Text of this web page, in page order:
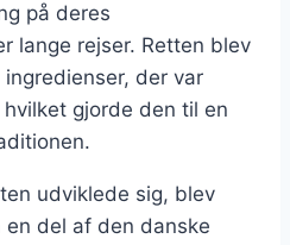
på deres
lange rejser. Retten blev
der var
gjorde den til en
udviklede sig, blev
en del af den danske